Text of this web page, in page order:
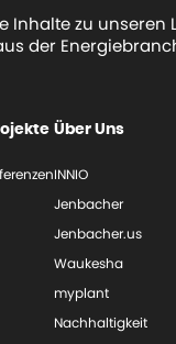
Inhalte zu unseren
der
Über Uns
INNIO
Jenbacher
Jenbacher.us
Waukesha
myplant
Nachhaltigkeit